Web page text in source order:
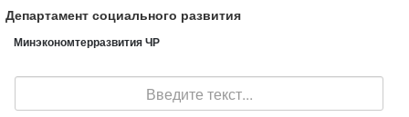
Департамент социального развития
Минэкономтерразвития ЧР